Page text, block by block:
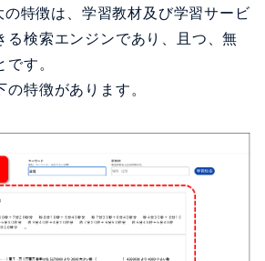
の特徴は、学習教材及び学習サービ
る検索エンジンであり、且つ、無
す。
特徴があります。